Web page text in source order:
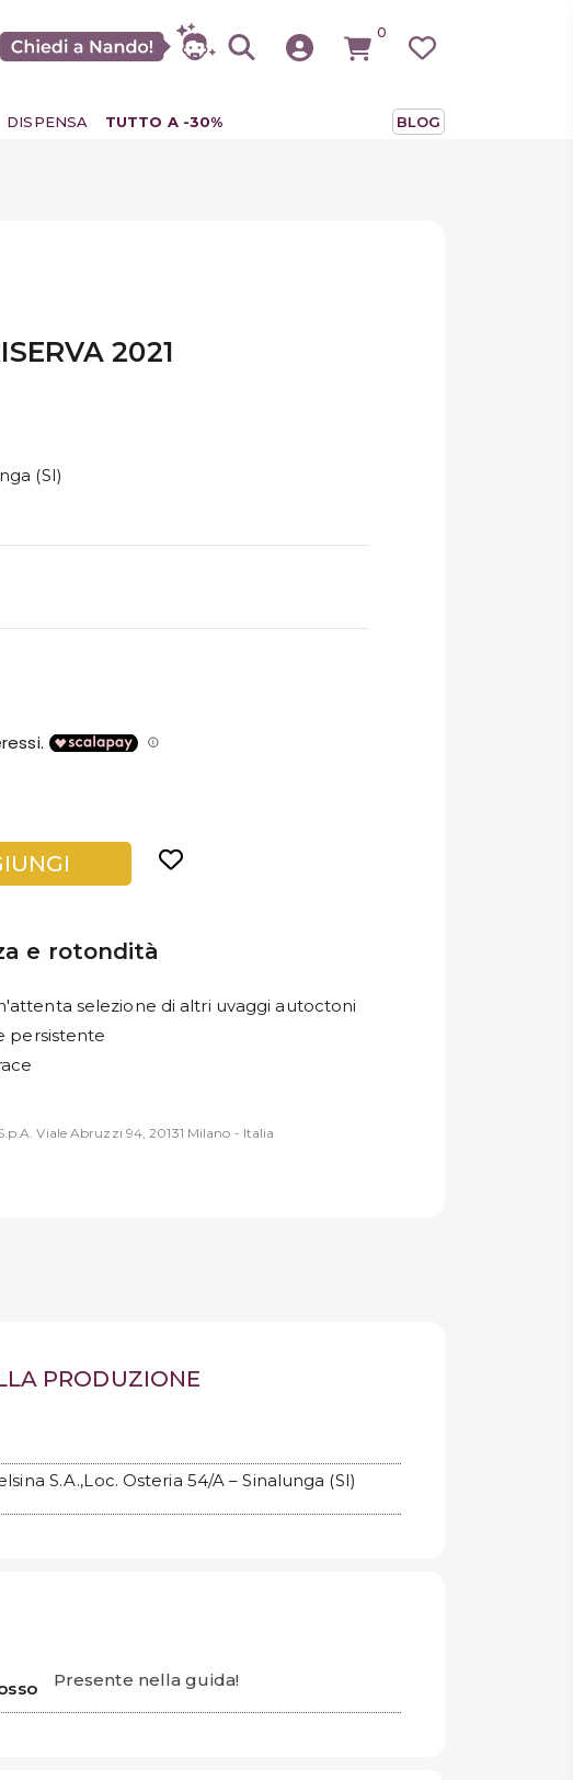
0
DISPENSA TUTTO A -30% BLOG
2021
(SI)
e rotondità
selezione di altri uvaggi autoctoni
persistente
Viale Abruzzi 94, 20131 Milano - Italia
PRODUZIONE
S.A.,Loc. Osteria 54/A – Sinalunga (SI)
Presente nella guida!